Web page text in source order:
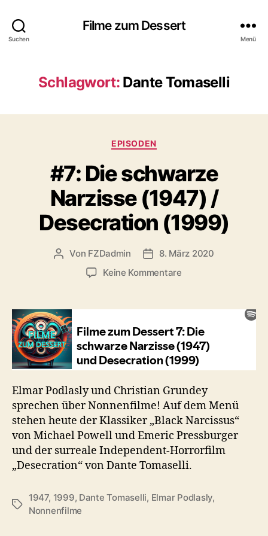
Suchen
Filme zum Dessert
Menü
Schlagwort: Dante Tomaselli
Kategorien
EPISODEN
#7: Die schwarze
Narzisse (1947) /
Desecration (1999)
Beitragsautor
Von FZDadmin Veröffentlichungsdatum
8. März 2020
Keine Kommentarezu
schwarze
(1947)
/
Desecration
Elmar Podlasly und Christian Grundey
sprechen über Nonnenfilme! Auf dem Menü
stehen heute der Klassiker „Black Narcissus“
von Michael Powell und Emeric Pressburger
und der surreale Independent-Horrorfilm
„Desecration“ von Dante Tomaselli.
Schlagwörter
1947, 1999, Dante Tomaselli, Elmar Podlasly,
Nonnenfilme